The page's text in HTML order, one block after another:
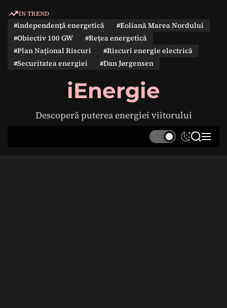
IN TREND
#independență energetică
#Eoliană Marea Nordului
#Obiectiv 100 GW
#Rețea energetică
#Plan Național Riscuri
#Riscuri energie electrică
#Securitatea energiei
#Dan Jørgensen
iEnergie
Descoperă puterea energiei viitorului
S
S M